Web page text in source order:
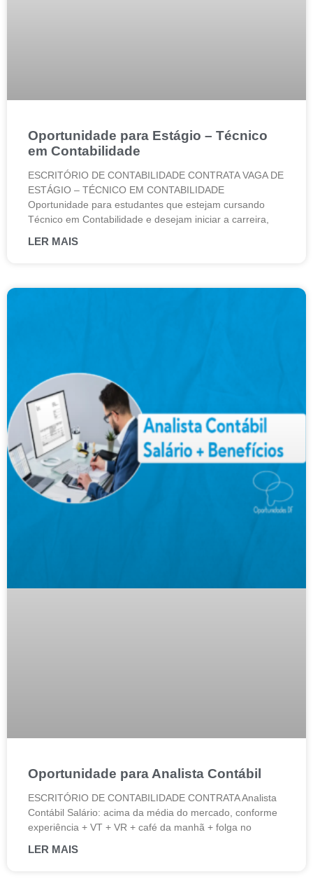
Oportunidade para Estágio – Técnico
em Contabilidade
ESCRITÓRIO DE CONTABILIDADE CONTRATA VAGA DE
ESTÁGIO – TÉCNICO EM CONTABILIDADE
Oportunidade para estudantes que estejam cursando
Técnico em Contabilidade e desejam iniciar a carreira,
LER MAIS
Oportunidade para Analista Contábil
ESCRITÓRIO DE CONTABILIDADE CONTRATA Analista
Contábil Salário: acima da média do mercado, conforme
experiência + VT + VR + café da manhã + folga no
LER MAIS